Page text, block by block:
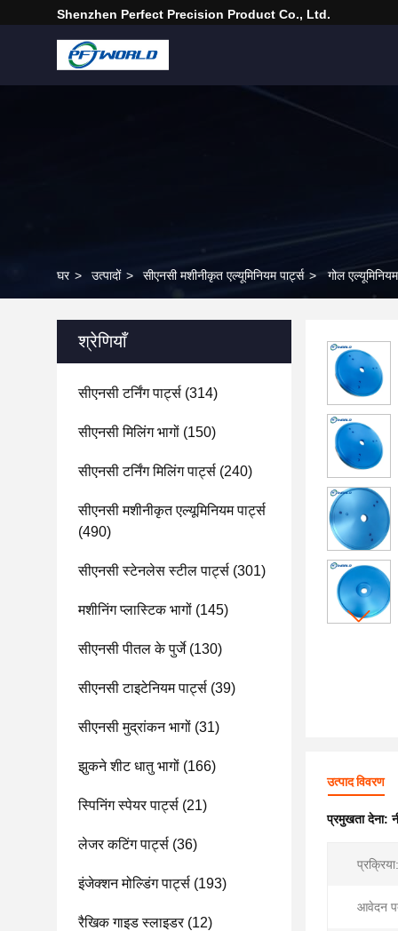
Shenzhen Perfect Precision Product Co., Ltd.
घर > उत्पादों > सीएनसी मशीनीकृत एल्यूमिनियम पार्ट्स > गोल
श्रेणियाँ
सीएनसी टर्निंग पार्ट्स (314)
सीएनसी मिलिंग भागों (150)
सीएनसी टर्निंग मिलिंग पार्ट्स (240)
सीएनसी मशीनीकृत एल्यूमिनियम पार्ट्स
(490)
सीएनसी स्टेनलेस स्टील पार्ट्स (301)
मशीनिंग प्लास्टिक भागों (145)
सीएनसी पीतल के पुर्जे(130)
सीएनसी टाइटेनियम पार्ट्स (39)
सीएनसी मुद्रांकन भागों (31)
झुकने शीट धातु भागों (166)
स्पिनिंग स्पेयर पार्ट्स (21)
लेजर कटिंग पार्ट्स (36)
इंजेक्शन मोल्डिंग पार्ट्स (193)
रैखिक गाइड स्लाइडर(12)
उत्पाद विवरण
प्रमुखता देना:
प्रक्रिया:
आवेदन